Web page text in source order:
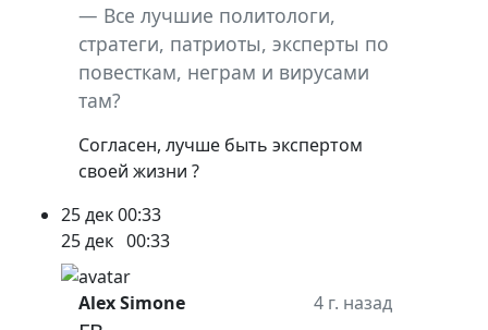
Все лучшие политологи,
стратеги, патриоты, эксперты по
повесткам, неграм и вирусами
там?
Согласен, лучше быть экспертом
своей жизни ?
25 дек00:33
25 дек 00:33
Alex Simone 4 г. назад